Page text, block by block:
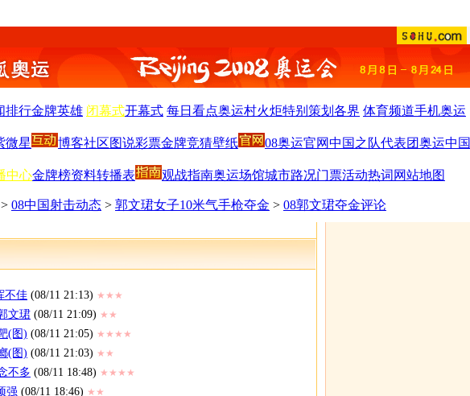
排行金牌英雄 闭幕式开幕式 每日看点奥运村火炬特别策划 各界 体育频道手机奥运
微星 博客社区图说彩票金牌竞猜壁纸 08奥运官网中国之队代表团奥运中国
中心金牌榜资料转播表 观战指南奥运场馆城市路况门票活动热词 网站地图
> 08中国射击动态 > 郭文珺女子10米气手枪夺金 > 08郭文珺夺金评论
不佳 (08/11 21:13) ★★★
文珺 (08/11 21:09) ★★
(图) (08/11 21:05) ★★★★
(图) (08/11 21:03) ★★
不多 (08/11 18:48) ★★★★
强 (08/11 18:46) ★★